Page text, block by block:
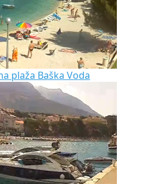
plaža Baška Voda